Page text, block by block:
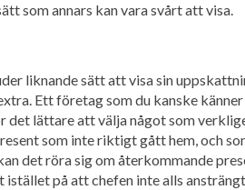
som annars kan vara svårt att visa.
liknande sätt att visa sin
Ett företag som du kanske
det lättare att välja något som
som inte riktigt gått hem, och
det röra sig om återkommande
på att chefen inte alls